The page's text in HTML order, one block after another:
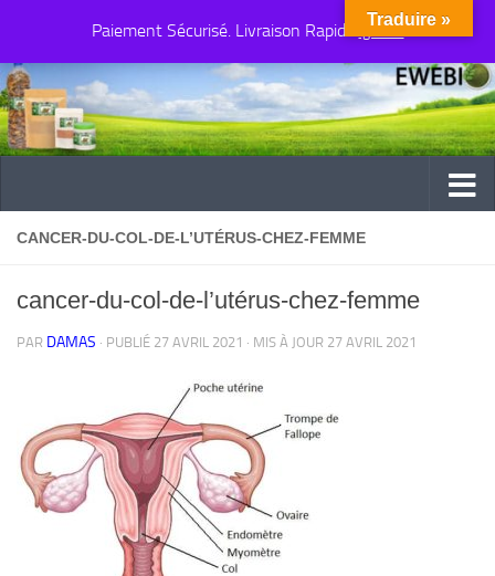
Paiement Sécurisé. Livraison Rapide Ignorer
Au dessous du contenu
CANCER-DU-COL-DE-L’UTÉRUS-CHEZ-FEMME
cancer-du-col-de-l’utérus-chez-femme
PAR DAMAS · PUBLIÉ 27 AVRIL 2021 · MIS À JOUR 27 AVRIL 2021
Traduire »